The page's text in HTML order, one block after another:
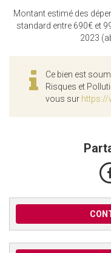
Montant estimé des
standard entre 690€ et
2023
Ce bien est
Risques et
vous sur https://